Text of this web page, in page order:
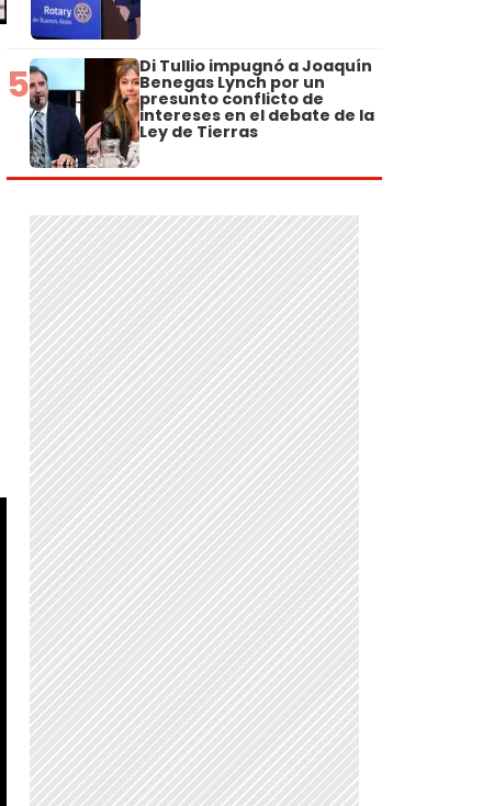
5 Di Tullio impugnó a Joaquín
Benegas Lynch por un
presunto conflicto de
intereses en el debate de la
Ley de Tierras